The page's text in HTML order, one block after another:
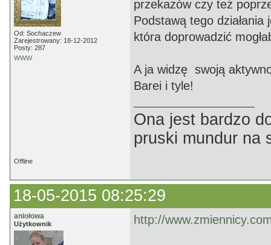
Od: Sochaczew
Zarejestrowany: 18-12-2012
Posty: 287
WWW
przekazów czy też
Podstawą tego
która doprowadzić
A ja widzę swoją
Barei i tyle!
Ona jest bardzo
pruski mundur na
Offline
18-05-2015 08:25:29
aniołowa
Użytkownik http://